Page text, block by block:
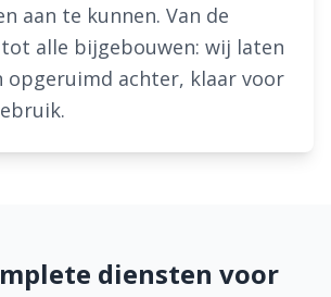
aan te kunnen. Van de
alle bijgebouwen: wij laten
opgeruimd achter, klaar voor
diensten voor